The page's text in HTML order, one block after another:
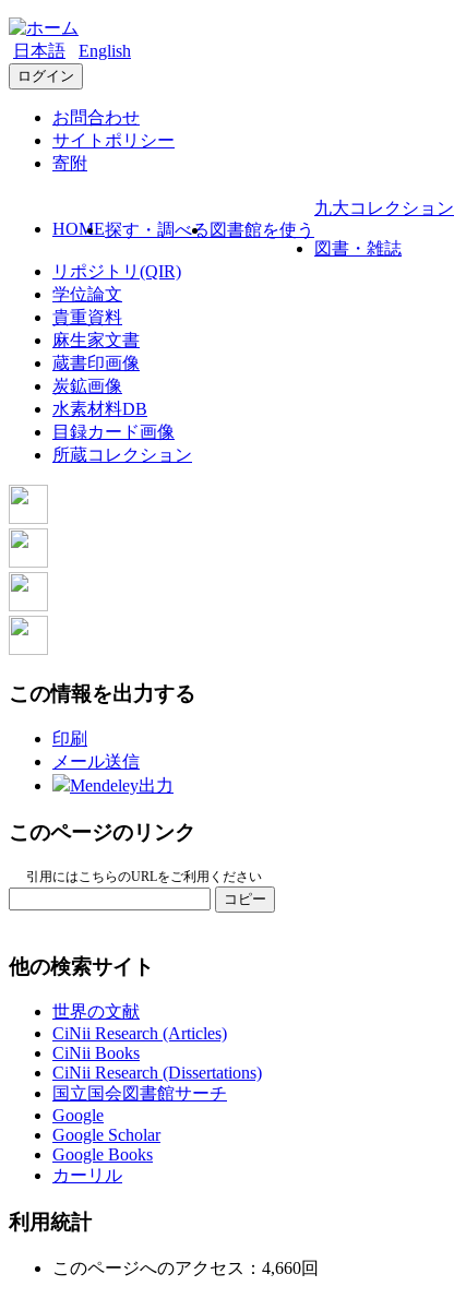
日本語 English
ログイン
お問合わせ
サイトポリシー
寄附
HOME探す・調べる 図書館を使う
九大コレクション
図書・雑誌
リポジトリ(QIR)
学位論文
貴重資料
麻生家文書
蔵書印画像
炭鉱画像
水素材料DB
目録カード画像
所蔵コレクション
この情報を出力する
印刷
メール送信
Mendeley出力
このページのリンク
引用にはこちらのURLをご利用ください
コピー
他の検索サイト
世界の文献
CiNii Research (Articles)
CiNii Books
CiNii Research (Dissertations)
国立国会図書館サーチ
Google
Google Scholar
Google Books
カーリル
利用統計
このページへのアクセス：4,660回